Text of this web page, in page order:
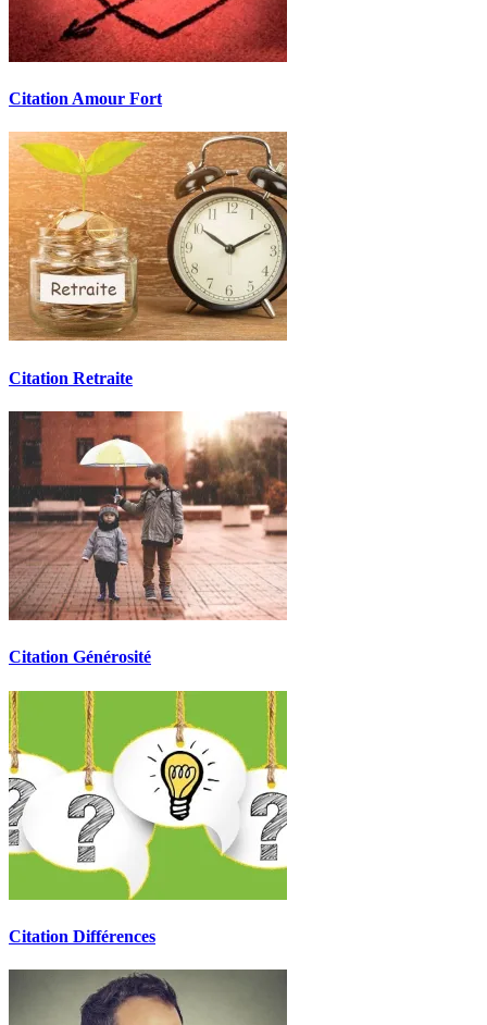
Citation Amour Fort
Citation Retraite
Citation Générosité
Citation Différences